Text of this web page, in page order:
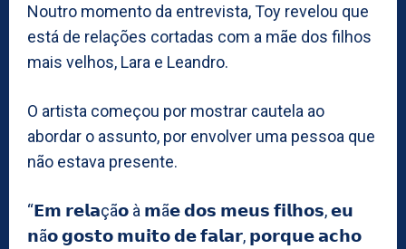
Noutro momento da entrevista, Toy revelou que
está de relações cortadas com a mãe dos filhos
mais velhos, Lara e Leandro.
O artista começou por mostrar cautela ao
abordar o assunto, por envolver uma pessoa que
não estava presente.
“𝗘𝗺 𝗿𝗲𝗹𝗮çã𝗼 à 𝗺ã𝗲 𝗱𝗼𝘀 𝗺𝗲𝘂𝘀 𝗳𝗶𝗹𝗵𝗼𝘀, 𝗲𝘂
𝗻ã𝗼 𝗴𝗼𝘀𝘁𝗼 𝗺𝘂𝗶𝘁𝗼 𝗱𝗲 𝗳𝗮𝗹𝗮𝗿, 𝗽𝗼𝗿𝗾𝘂𝗲 𝗮𝗰𝗵𝗼